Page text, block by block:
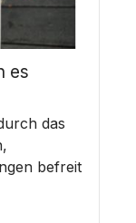
es
das
befreit